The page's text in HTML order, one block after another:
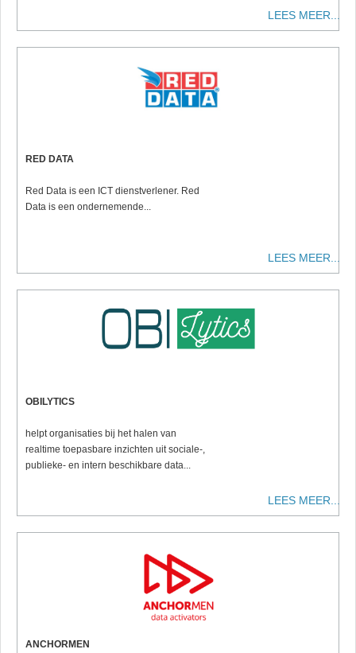
LEES MEER...
RED DATA
Red Data is een ICT dienstverlener. Red
Data is een ondernemende...
LEES MEER...
OBILYTICS
helpt organisaties bij het halen van
realtime toepasbare inzichten uit sociale-,
publieke- en intern beschikbare data...
LEES MEER...
ANCHORMEN